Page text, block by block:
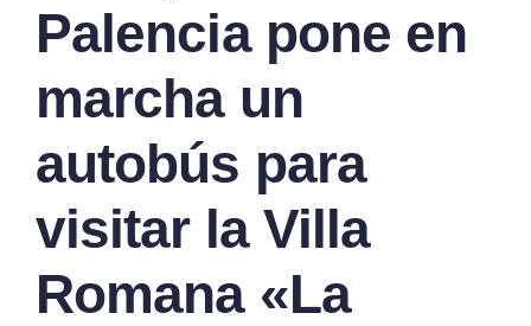
Palencia pone en
marcha un
autobús para
visitar la Villa
Romana «La